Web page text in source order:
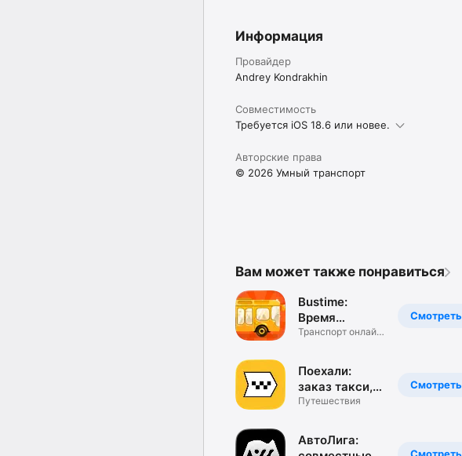
Информация
Провайдер
Andrey Kondrakhin
Совместимость
Требуется iOS 18.6 или новее.
Авторские права
© 2026 Умный транспорт
Вам может также понравиться
Смотреть
Bustime:
Время
Автобуса
Транспорт онлайн,
Смотреть
Поехали:
заказ такси,
доставка
Путешествия
Смотреть
АвтоЛига: